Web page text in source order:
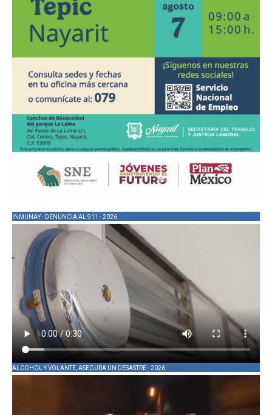
INMUNAY - DENUNCIA AL 911 - 2026
ALCOHOL Y VOLANTE, ASEGURA UN DESASTRE - 2026